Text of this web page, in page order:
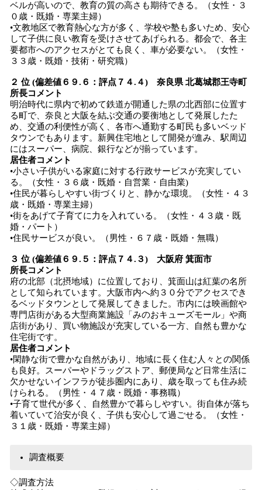
ベルが高いので、教育の質の高さも期待できる。（女性・３
０歳・既婚・専業主婦）
•文教地区で教育熱心な方が多く、学校や塾も多いため、安心
して子供に良い教育を受けさせてあげられる。都会で、各主
要都市へのアクセスがとても良く、車が必要ない。（女性・
３３歳・既婚・技術・研究職）
２ 位 (偏差値６９.６：評点７４.４) 奈良県 北葛城郡王寺町
所長コメント
明治時代に県内で初めて鉄道が開通した県の北西部に位置す
る町で、奈良と大阪を結ぶ交通の要衡地として発展したた
め、交通の利便性が高く、各市へ通勤する町民も多いベッド
タウンでもあります。新興住宅地として開発が進み、駅周辺
にはスーパー、病院、銀行などが揃っています。
居住者コメント
•小さい子供がいる家庭に対する行政サービスが充実してい
る。（女性・３６歳・既婚・自営業・自由業)
•住民が暮らしやすい街づくりと、静かな環境。（女性・４３
歳・既婚・専業主婦）
•街をあげて子育てに力を入れている。（女性・４３歳・既
婚・パート）
•住民サービスが良い。（男性・６７歳・既婚・無職）
３ 位 (偏差値６９.５：評点７４.３) 大阪府 箕面市
所長コメント
府の北部（北摂地域）に位置しており、箕面山は紅葉の名所
として知られています。大阪市内へ約３０分でアクセスでき
るベッドタウンとして発展してきました。市内には映画館や
専門店街がある大型商業施設「みのおキューズモール」や商
店街があり、買い物施設が充実している一方、自然も豊かな
住宅街です。
居住者コメント
•閑静な街で豊かな自然があり、地域に長く住む人々との関係
も良好。スーパーやドラッグストア、郵便局など日常生活に
欠かせないインフラが徒歩圏内にあり、歳を取っても住み続
けられる。（男性・４７歳・既婚・事務職）
•子育て世代が多く、自然豊かで暮らしやすい。街自体が落ち
着いていて治安が良く、子供も安心して過ごせる。（女性・
３１歳・既婚・専業主婦）
調査概要
◇調査方法